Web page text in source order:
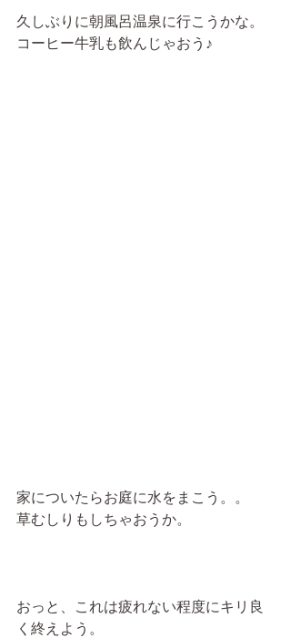
久しぶりに朝風呂温泉に行こうかな。
コーヒー牛乳も飲んじゃおう♪
家についたらお庭に水をまこう。。
草むしりもしちゃおうか。
おっと、これは疲れない程度にキリ良
く終えよう。